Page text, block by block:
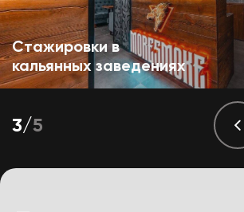
Стажировки в
кальянных заведениях
3/5